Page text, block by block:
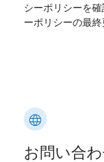
シーポリシーを
ーポリシーの最終
お問い合